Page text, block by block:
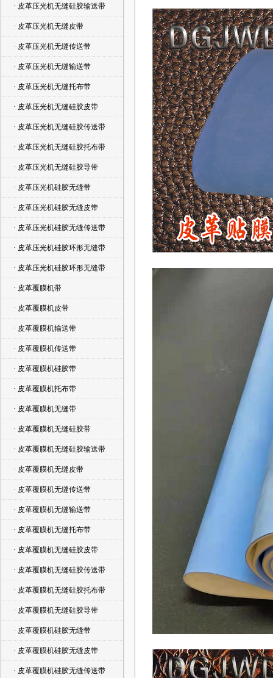
· 皮革压光机无缝硅胶输送带
· 皮革压光机无缝皮带
· 皮革压光机无缝传送带
· 皮革压光机无缝输送带
· 皮革压光机无缝托布带
· 皮革压光机无缝硅胶皮带
· 皮革压光机无缝硅胶传送带
· 皮革压光机无缝硅胶托布带
· 皮革压光机无缝硅胶导带
· 皮革压光机硅胶无缝带
· 皮革压光机硅胶无缝皮带
· 皮革压光机硅胶无缝传送带
· 皮革压光机硅胶环形无缝带
· 皮革压光机硅胶环形无缝带
· 皮革覆膜机带
· 皮革覆膜机皮带
· 皮革覆膜机输送带
· 皮革覆膜机传送带
· 皮革覆膜机硅胶带
· 皮革覆膜机托布带
· 皮革覆膜机无缝带
· 皮革覆膜机无缝硅胶带
· 皮革覆膜机无缝硅胶输送带
· 皮革覆膜机无缝皮带
· 皮革覆膜机无缝传送带
· 皮革覆膜机无缝输送带
· 皮革覆膜机无缝托布带
· 皮革覆膜机无缝硅胶皮带
· 皮革覆膜机无缝硅胶传送带
· 皮革覆膜机无缝硅胶托布带
· 皮革覆膜机无缝硅胶导带
· 皮革覆膜机硅胶无缝带
· 皮革覆膜机硅胶无缝皮带
· 皮革覆膜机硅胶无缝传送带